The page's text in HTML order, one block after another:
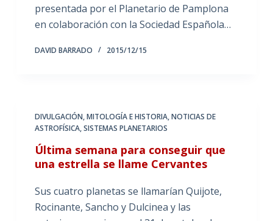
presentada por el Planetario de Pamplona
en colaboración con la Sociedad Española…
DAVID BARRADO 2015/12/15
DIVULGACIÓN,MITOLOGÍA E HISTORIA,NOTICIAS DE
ASTROFÍSICA,SISTEMAS PLANETARIOS
Última semana para conseguir que
una estrella se llame Cervantes
Sus cuatro planetas se llamarían Quijote,
Rocinante, Sancho y Dulcinea y las